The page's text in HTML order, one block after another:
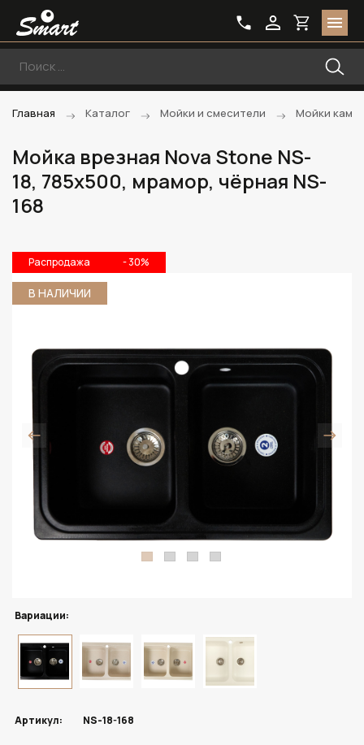
Главная Каталог Мойки и смесители Мойки
Мойка врезная Nova Stone NS-
18, 785х500, мрамор, чёрная NS-
168
Распродажа - 30%
В НАЛИЧИИ
Вариации:
Артикул: NS-18-168